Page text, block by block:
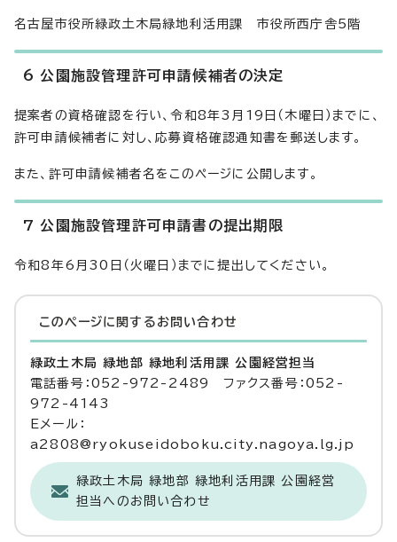
名古屋市役所緑政土木局緑地利活用課 市役所西庁舎5階
6 公園施設管理許可申請候補者の決定
提案者の資格確認を行い、令和8年3月19日（木曜日）までに、
許可申請候補者に対し、応募資格確認通知書を郵送します。
また、許可申請候補者名をこのページに公開します。
7 公園施設管理許可申請書の提出期限
令和8年6月30日（火曜日）までに提出してください。
このページに関する お問い合わせ
緑政土木局 緑地部 緑地利活用課 公園経営担当
電話番号：052-972-2489 ファクス番号：052-
972-4143
Eメール：
a2808@ryokuseidoboku.city.nagoya.lg.jp
緑政土木局 緑地部 緑地利活用課 公園経営
担当へのお問い合わせ